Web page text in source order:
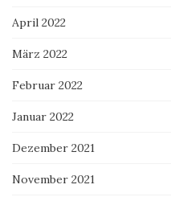
April 2022
März 2022
Februar 2022
Januar 2022
Dezember 2021
November 2021